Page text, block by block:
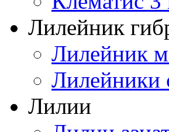
Лилейник
Лилейник
Лилейники
Лилии